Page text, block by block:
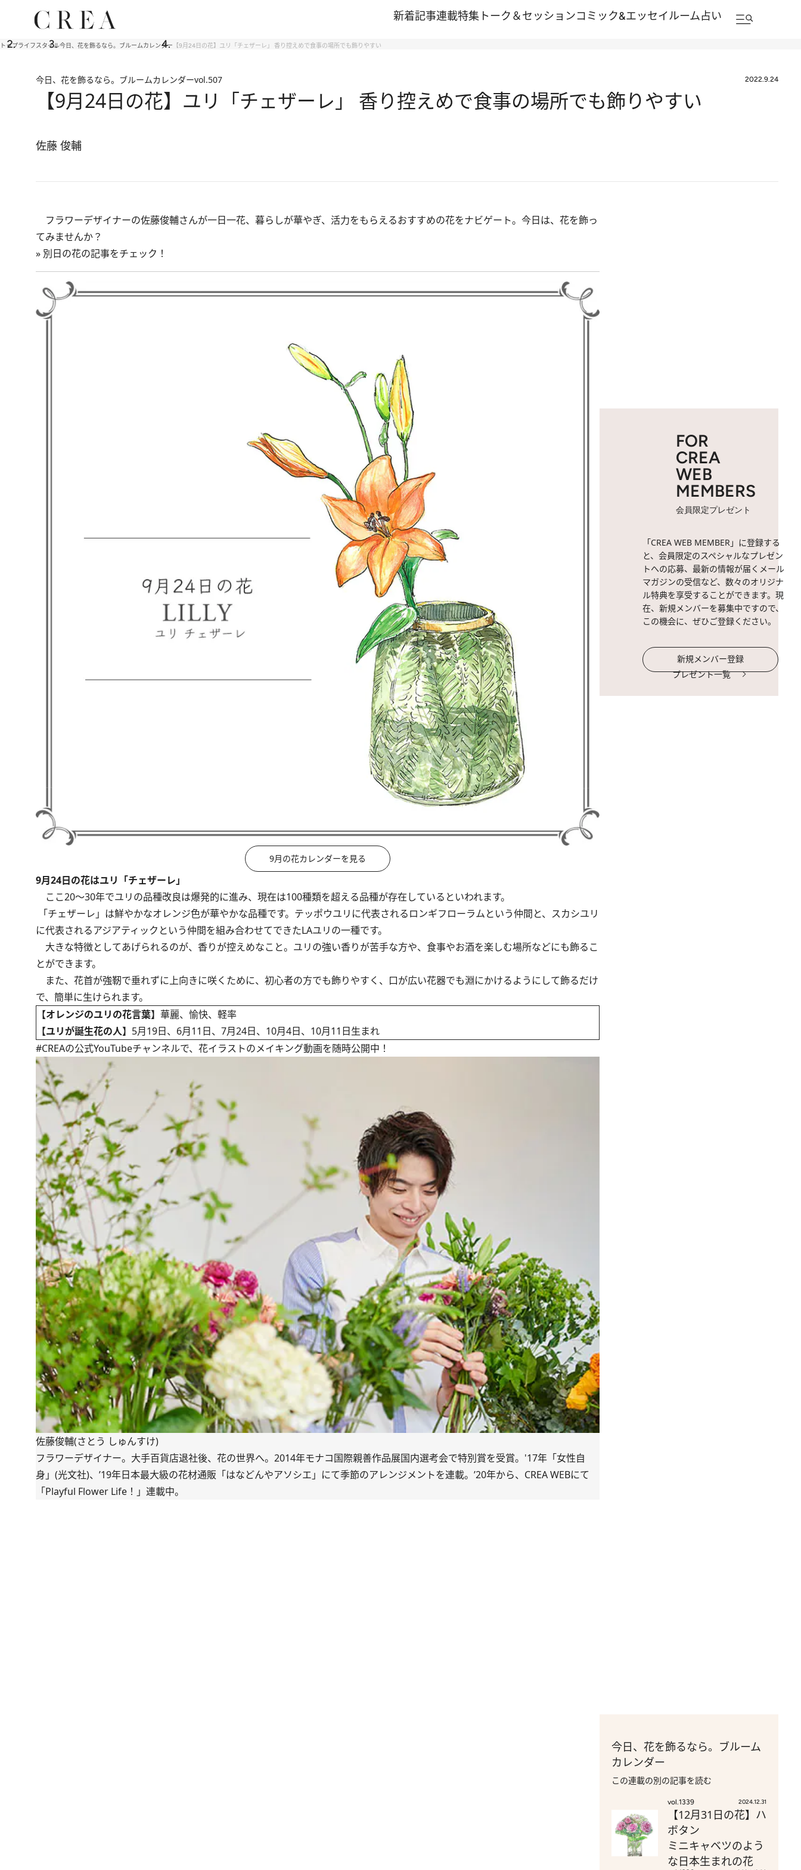
新着記事連載特集 トーク＆セッションコミック&エッセイルーム占い
トップライフスタイル今日、花を飾るなら。ブルームカレンダー 【9月24日の花】ユリ「チェザーレ」 香り控えめで食事の場所でも飾りやすい
今日、花を飾るなら。ブルームカレンダーvol.507 2022.9.24
【9月24日の花】ユリ「チェザーレ」 香り控えめで食事の場所でも飾りやすい
佐藤 俊輔
フラワーデザイナーの佐藤俊輔さんが一日一花、暮らしが華やぎ、活力をもらえるおすすめの花をナビゲート。今日は、花を飾っ
てみませんか？
» 別日の花の記事をチェック！
9月の花カレンダーを見る
9月24日の花はユリ「チェザーレ」
ここ20～30年でユリの品種改良は爆発的に進み、現在は100種類を超える品種が存在しているといわれます。
「チェザーレ」は鮮やかなオレンジ色が華やかな品種です。テッポウユリに代表されるロンギフローラムという仲間と、スカシユリ
に代表されるアジアティックという仲間を組み合わせてできたLAユリの一種です。
大きな特徴としてあげられるのが、香りが控えめなこと。ユリの強い香りが苦手な方や、食事やお酒を楽しむ場所などにも飾るこ
とができます。
また、花首が強靭で垂れずに上向きに咲くために、初心者の方でも飾りやすく、口が広い花器でも淵にかけるようにして飾るだけ
で、簡単に生けられます。
【オレンジのユリの花言葉】 華麗、愉快、軽率
【ユリが誕生花の人】 5月19日、6月11日、7月24日、10月4日、10月11日生まれ
#CREAの公式YouTubeチャンネルで、花イラストのメイキング動画を随時公開中！
佐藤俊輔(さとう しゅんすけ)
フラワーデザイナー。大手百貨店退社後、花の世界へ。2014年モナコ国際親善作品展国内選考会で特別賞を受賞。'17年「女性自
身」(光文社)、’19年日本最大級の花材通販「はなどんやアソシエ 」にて季節のアレンジメントを連載。’20年から、CREA WEBにて
「Playful Flower Life！ 」連載中。
FOR
CREA
WEB
MEMBERS
会員限定プレゼント
「CREA WEB MEMBER」に登録する
と、会員限定のスペシャルなプレゼン
トへの応募、最新の情報が届くメール
マガジンの受信など、数々のオリジナ
ル特典を享受することができます。現
在、新規メンバーを募集中ですので、
この機会に、ぜひご登録ください。
新規メンバー登録
プレゼント一覧
今日、花を飾るなら。ブルーム
カレンダー
この連載の別の記事を読む
vol.1339 2024.12.31
【12月31日の花】ハ
ボタン
ミニキャベツのよう
な日本生まれの花